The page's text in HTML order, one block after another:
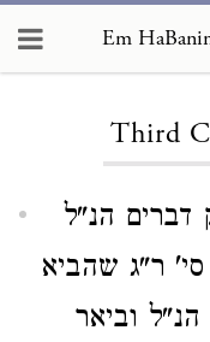
Third
דברים הנ"ל
ר"ג שהביא
וביאר